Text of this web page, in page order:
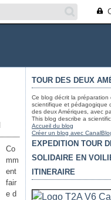
Co
mm
ent
fair
e d
TOUR DES DEUX
Ce blog décrit la
scientifique et pédagogique
des deux Amériques, avec
This blog describe a
Accueil du blog
Créer un blog avec
EXPEDITION TOUR
SOLIDAIRE EN
ITINERAIRE